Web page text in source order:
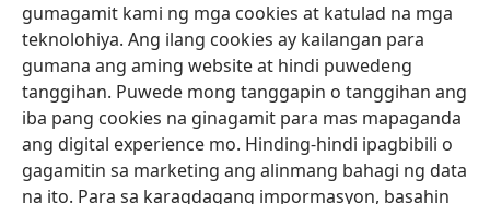
gumagamit kami ng mga cookies at katulad na mga
teknolohiya. Ang ilang cookies ay kailangan para
gumana ang aming website at hindi puwedeng
tanggihan. Puwede mong tanggapin o tanggihan ang
iba pang cookies na ginagamit para mas mapaganda
ang digital experience mo. Hinding-hindi ipagbibili o
gagamitin sa marketing ang alinmang bahagi ng data
na ito. Para sa karagdagang impormasyon, basahin
na
bagong
window)
Watchtower ONLINE LIBRARY™
(may
bubukas
na
bagong
window)
JW Hub ®
(may
bubukas
bagong
window)
JW Library ®
Watchtower Library®